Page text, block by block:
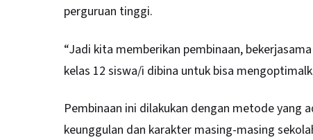
perguruan tinggi.
“Jadi kita memberikan pembinaan,
kelas 12 siswa/i dibina untuk bisa
Pembinaan ini dilakukan dengan metode yang
keunggulan dan karakter masing-masing